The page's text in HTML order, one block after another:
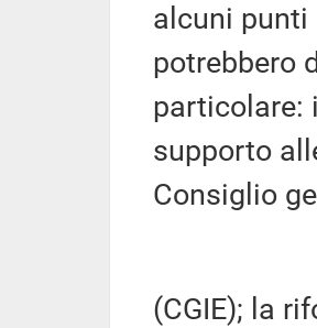
alcuni punti
potrebbero
particolare:
supporto
Consiglio
(CGIE); la